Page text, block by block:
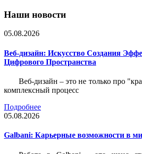
Наши новости
05.08.2026
Веб-дизайн: Искусство Создания
Цифрового Пространства
Веб-дизайн – это не только про
комплексный процесс
Подробнее
05.08.2026
Galbani: Карьерные возможности в